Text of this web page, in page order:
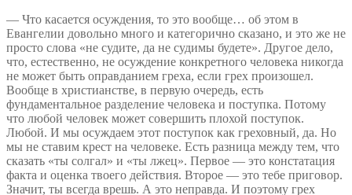
— Что касается осуждения, то это вообще… об этом в
Евангелии довольно много и категорично сказано, и это же не
просто слова «не судите, да не судимы будете». Другое дело,
что, естественно, не осуждение конкретного человека никогда
не может быть оправданием греха, если грех произошел.
Вообще в христианстве, в первую очередь, есть
фундаментальное разделение человека и поступка. Потому
что любой человек может совершить плохой поступок.
Любой. И мы осуждаем этот поступок как греховный, да. Но
мы не ставим крест на человеке. Есть разница между тем, что
сказать «ты солгал» и «ты лжец». Первое — это констатация
факта и оценка твоего действия. Второе — это тебе приговор.
Значит, ты всегда врешь. А это неправда. И поэтому грех